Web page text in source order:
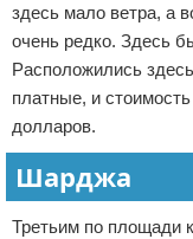
здесь мало ветра, а
очень редко. Здесь
Расположились
платные, и
долларов.
Шарджа
Третьим по площади